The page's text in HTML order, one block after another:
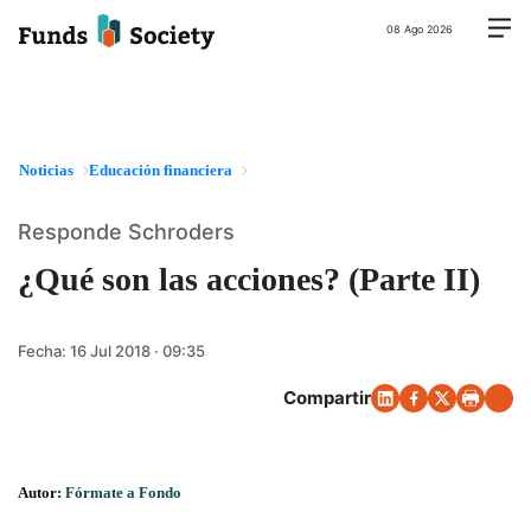
08 Ago 2026
Noticias Educación financiera
¿Qué son las acciones? (Parte II)
Responde Schroders
Fecha: 16 Jul 2018 · 09:35
Compartir
Autor: Fórmate a Fondo